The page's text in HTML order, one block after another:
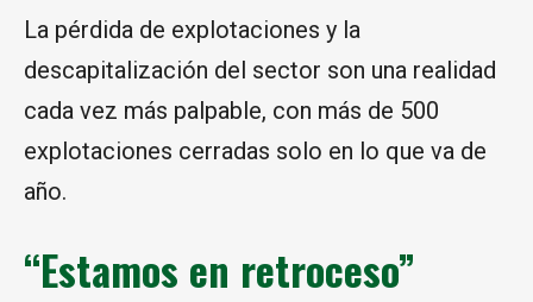
La pérdida de explotaciones y la
descapitalización del sector son una realidad
cada vez más palpable, con más de 500
explotaciones cerradas solo en lo que va de
año.
“Estamos en retroceso”